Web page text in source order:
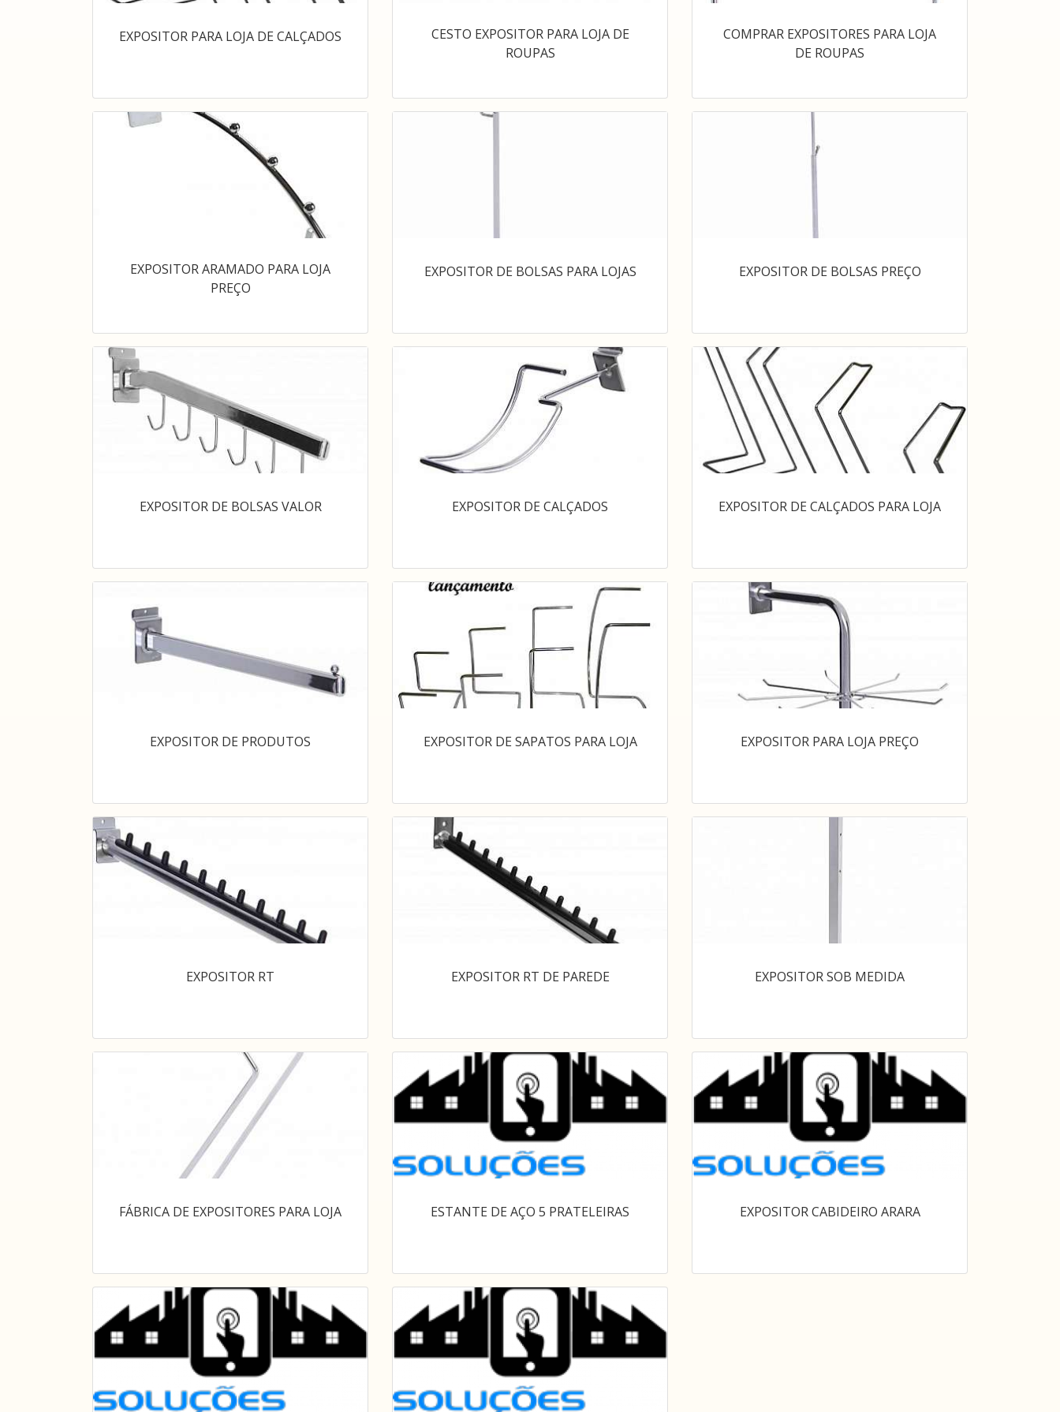
EXPOSITOR PARA LOJA DE CALÇADOS
CESTO EXPOSITOR PARA LOJA DE
ROUPAS
COMPRAR EXPOSITORES PARA LOJA
DE ROUPAS
EXPOSITOR ARAMADO PARA LOJA
PREÇO
EXPOSITOR DE BOLSAS PARA LOJAS EXPOSITOR DE BOLSAS PREÇO
EXPOSITOR DE BOLSAS VALOR EXPOSITOR DE CALÇADOS EXPOSITOR DE CALÇADOS PARA LOJA
EXPOSITOR DE PRODUTOS EXPOSITOR DE SAPATOS PARA LOJA EXPOSITOR PARA LOJA PREÇO
EXPOSITOR RT EXPOSITOR RT DE PAREDE EXPOSITOR SOB MEDIDA
FÁBRICA DE EXPOSITORES PARA LOJA ESTANTE DE AÇO 5 PRATELEIRAS EXPOSITOR CABIDEIRO ARARA